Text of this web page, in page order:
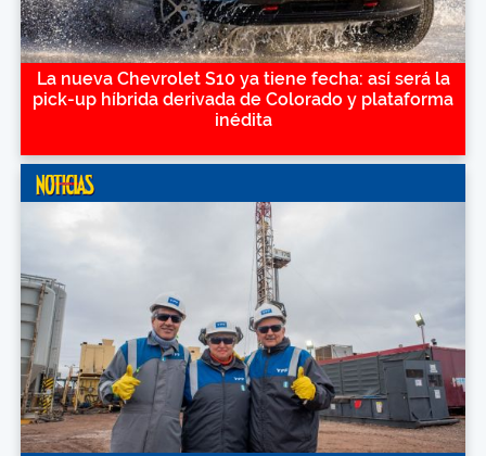
La nueva Chevrolet S10 ya tiene fecha: así será la
pick-up híbrida derivada de Colorado y plataforma
inédita